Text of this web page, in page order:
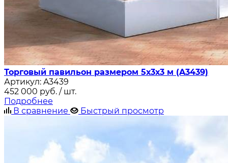
Торговый павильон размером 5х3х3 м (A3439)
Артикул: A3439
452 000 руб. / шт.
Подробнее
В сравнение
Быстрый просмотр